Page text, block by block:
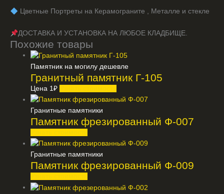
️ Цветные Портреты на Керамограните , Металле и стекле
ДОСТАВКА И УСТАНОВКА НА ЛЮБОЕ КЛАДБИЩЕ.
Похожие товары
Памятник на могилу дешевле
Гранитный памятник Г-105
Цена 1₽
Гранитные памятники
Памятник фрезированный Ф-007
Гранитные памятники
Памятник фрезированный Ф-009